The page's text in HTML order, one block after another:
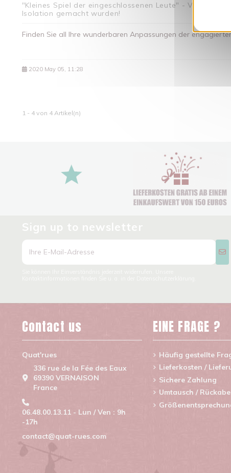
"Kleines Spiel der eingeschlossenen Leute" - Versionen
Isolation gemacht wurden!
Finden Sie all Ihre wunderbaren Anpassungen der
2020 May 05, 11:28
1 - 4 von 4 Artikel(n)
Contact us
Quat'rues
336 rue de la Fée des Eaux
69390 VERNAISON
France
06.48.00.13.11 - Lun / Ven : 9h
-17h
contact@quat-rues.com
EINE FRAGE ?
Häufig gestellte
Lieferkosten /
Sichere Zahlung
Umtausch / Rückabe